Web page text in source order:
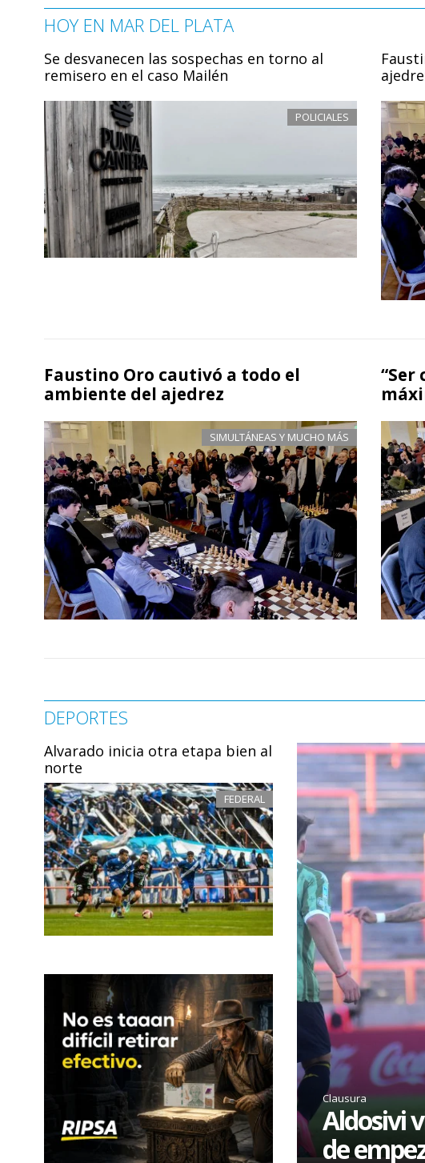
HOY EN MAR DEL PLATA
Se desvanecen las sospechas en torno al
remisero en el caso Mailén
POLICIALES
Faustino Oro cautivó a todo el
ambiente del ajedrez
SIMULTÁNEAS Y MUCHO MÁS
DEPORTES
Alvarado inicia otra etapa bien al
norte
FEDERAL
Clausura
Aldosivi
de